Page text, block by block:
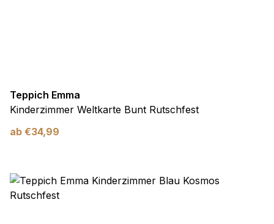
Teppich Emma
Kinderzimmer Weltkarte Bunt Rutschfest
ab €34,99